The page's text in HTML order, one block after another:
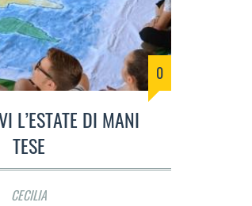
0
L’ESTATE DI MANI
TESE
CECILIA